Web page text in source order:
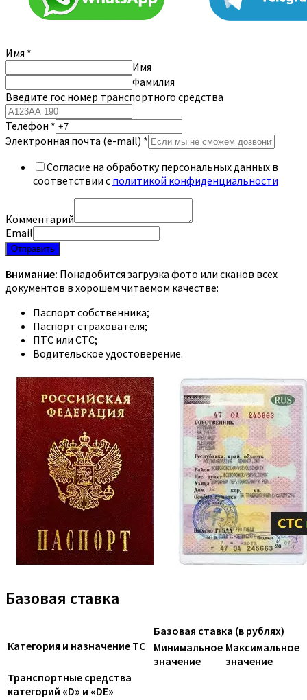
Имя *
Имя
Фамилия
Введите гос.номер транспортного средства
Телефон *
Электронная почта (e-mail) *
Согласие на обработку персональных данных в
соответствии с политикой конфиденциальности
Комментарий
Email
Отправить
Внимание: Понадобится загрузка фото или сканов всех
документов в хорошем читаемом качестве:
Паспорт собственника;
Паспорт страхователя;
ПТС или СТС;
Водительское удостоверение.
Базовая ставка
Категория и назначение ТС
Базовая ставка (в рублях)
Минимальное
значение
Максимальное
значение
Транспортные средства
категорий «D» и «DE»